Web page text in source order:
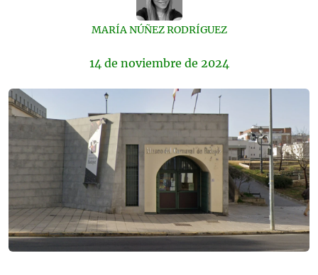
MARÍA NÚÑEZ RODRÍGUEZ
14 de noviembre de 2024